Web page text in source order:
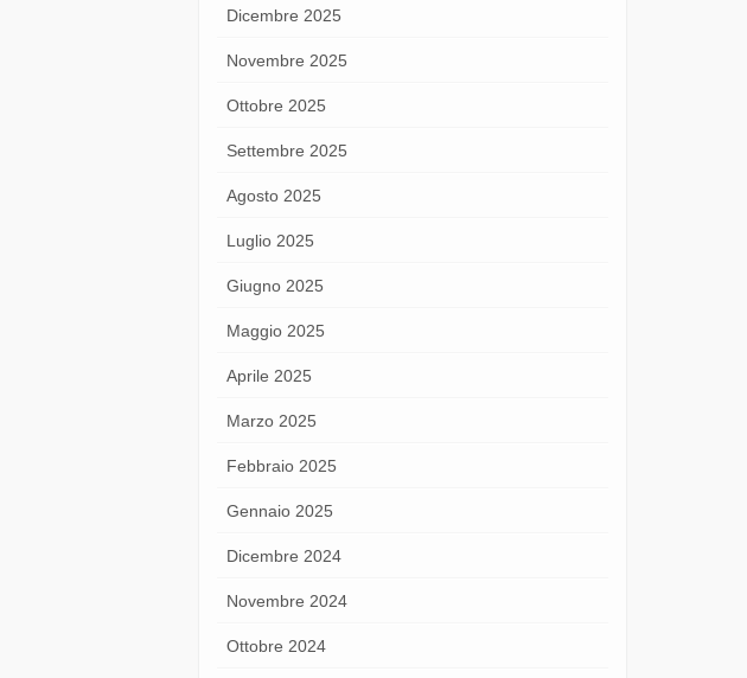
Dicembre 2025
Novembre 2025
Ottobre 2025
Settembre 2025
Agosto 2025
Luglio 2025
Giugno 2025
Maggio 2025
Aprile 2025
Marzo 2025
Febbraio 2025
Gennaio 2025
Dicembre 2024
Novembre 2024
Ottobre 2024